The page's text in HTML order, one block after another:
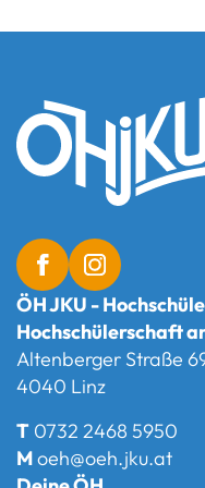
ÖH JKU -
Hochschülerschaft
Altenberger Straße
4040 Linz
T 0732 2468 5950
Moeh@oeh.jku.at